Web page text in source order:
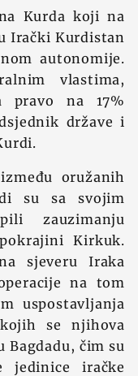
Kurda koji na
Irački Kurdistan
autonomije.
vlastima,
pravo na 17%
države i
oružanih
su sa svojim
zauzimanju
Kirkuk.
sjeveru Iraka
na tom
uspostavljanja
se njihova
Bagdadu, čim su
jedinice iračke